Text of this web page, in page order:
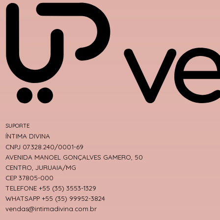
SUPORTE
ÍNTIMA DIVINA
CNPJ 07.328.240/0001-69
AVENIDA MANOEL GONÇALVES GAMERO, 50
CENTRO, JURUAIA/MG
CEP 37805-000
TELEFONE +55 (35) 3553-1329
WHATSAPP +55 (35) 99952-3824
vendas@intimadivina.com.br